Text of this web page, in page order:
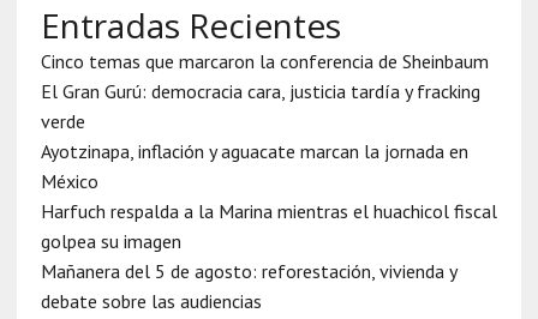
Entradas Recientes
Cinco temas que marcaron la conferencia de Sheinbaum
El Gran Gurú: democracia cara, justicia tardía y fracking
verde
Ayotzinapa, inflación y aguacate marcan la jornada en
México
Harfuch respalda a la Marina mientras el huachicol fiscal
golpea su imagen
Mañanera del 5 de agosto: reforestación, vivienda y
debate sobre las audiencias